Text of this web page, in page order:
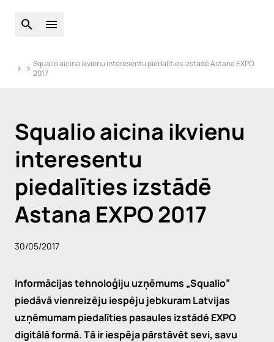
Atveriet globālo meklēšanu
Atveriet galveno izvēlni
Squalio aicina ikvienu interesentu piedalīties izstādē Astana EXPO
2017
Squalio aicina ikvienu
interesentu
piedalīties izstādē
Astana EXPO 2017
30/05/2017
Informācijas tehnoloģiju uzņēmums „Squalio”
piedāvā vienreizēju iespēju jebkuram Latvijas
uzņēmumam piedalīties pasaules izstādē EXPO
digitālā formā. Tā ir iespēja pārstāvēt sevi, savu